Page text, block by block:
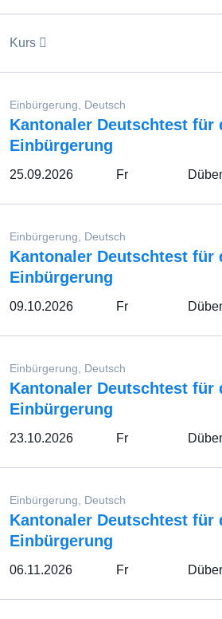
Kurs
Einbürgerung, Deutsch
Kantonaler Deutschtest für
Einbürgerung
25.09.2026 Fr
Einbürgerung, Deutsch
Kantonaler Deutschtest für
Einbürgerung
09.10.2026 Fr
Einbürgerung, Deutsch
Kantonaler Deutschtest für
Einbürgerung
23.10.2026 Fr
Einbürgerung, Deutsch
Kantonaler Deutschtest für
Einbürgerung
06.11.2026 Fr